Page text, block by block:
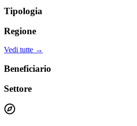
Tipologia
Regione
Vedi tutte →
Beneficiario
Settore